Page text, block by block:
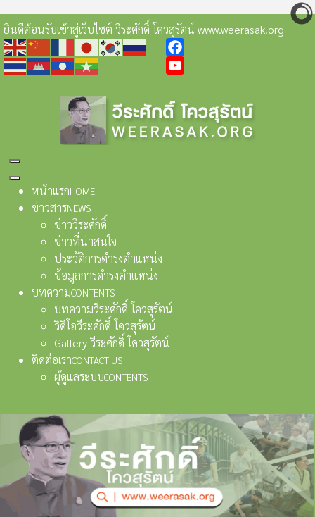
ยินดีต้อนรับเข้าสู่เว็บไซต์ วีระศักดิ์ โควสุรัตน์ www.weerasak.org
Facebook
หน้าแรกHOME
ข่าวสารNEWS
ข่าววีระศักดิ์
ข่าวที่น่าสนใจ
ประวัติการดำรงตำแหน่ง
ข้อมูลการดำรงตำแหน่ง
บทความCONTENTS
บทความวีระศักดิ์ โควสุรัตน์
วิดีโอวีระศักดิ์ โควสุรัตน์
Gallery วีระศักดิ์ โควสุรัตน์
ติดต่อเราCONTACT US
ผู้ดูแลระบบCONTENTS